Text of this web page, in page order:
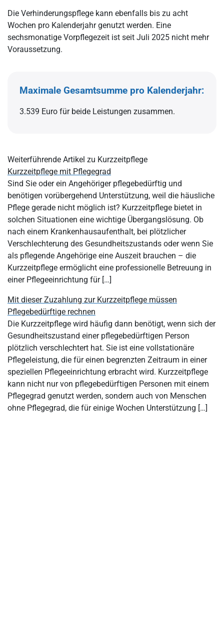
Die Verhinderungspflege kann ebenfalls bis zu acht
Wochen pro Kalenderjahr genutzt werden. Eine
sechsmonatige Vorpflegezeit ist seit Juli 2025 nicht mehr
Voraussetzung.
Maximale Gesamtsumme pro Kalenderjahr:
3.539 Euro für beide Leistungen zusammen.
Weiterführende Artikel zu Kurzzeitpflege
Kurzzeitpflege mit Pflegegrad
Sind Sie oder ein Angehöriger pflegebedürftig und
benötigen vorübergehend Unterstützung, weil die häusliche
Pflege gerade nicht möglich ist? Kurzzeitpflege bietet in
solchen Situationen eine wichtige Übergangslösung. Ob
nach einem Krankenhausaufenthalt, bei plötzlicher
Verschlechterung des Gesundheitszustands oder wenn Sie
als pflegende Angehörige eine Auszeit brauchen – die
Kurzzeitpflege ermöglicht eine professionelle Betreuung in
einer Pflegeeinrichtung für […]
Mit dieser Zuzahlung zur Kurzzeitpflege müssen
Pflegebedürftige rechnen
Die Kurzzeitpflege wird häufig dann benötigt, wenn sich der
Gesundheitszustand einer pflegebedürftigen Person
plötzlich verschlechtert hat. Sie ist eine vollstationäre
Pflegeleistung, die für einen begrenzten Zeitraum in einer
speziellen Pflegeeinrichtung erbracht wird. Kurzzeitpflege
kann nicht nur von pflegebedürftigen Personen mit einem
Pflegegrad genutzt werden, sondern auch von Menschen
ohne Pflegegrad, die für einige Wochen Unterstützung […]